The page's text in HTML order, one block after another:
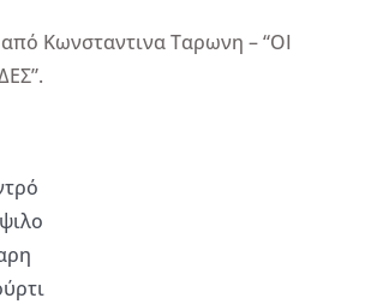
Κωνσταντινα Ταρωνη – “ΟΙ